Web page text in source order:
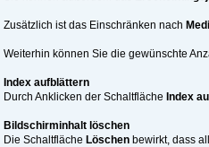
Zusätzlich ist das Einschränken nach
Weiterhin können Sie die gewünschte
Index aufblättern
Durch Anklicken der Schaltfläche Index
Bildschirminhalt löschen
Die Schaltfläche Löschen bewirkt, dass